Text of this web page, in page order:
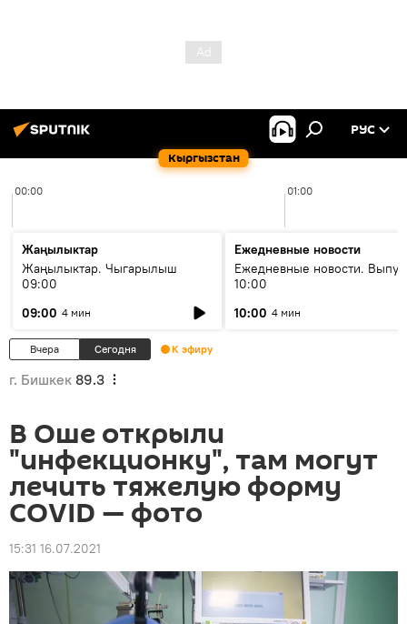
Кыргызстан
РУС
00:00 01:00
Жаңылыктар
Жаңылыктар. Чыгарылыш
09:00
09:00 4 мин
Ежедневные новости
Ежедневные новости.
10:00
10:00 4 мин
Вчера Сегодня К эфиру
г. Бишкек 89.3
В Оше открыли
"инфекционку", там могут
лечить тяжелую форму
COVID — фото
15:31 16.07.2021